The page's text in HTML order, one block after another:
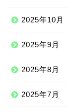
2025年10月
2025年9月
2025年8月
2025年7月